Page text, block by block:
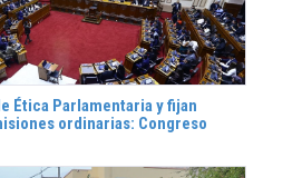
Ética Parlamentaria y fijan
ordinarias: Congreso